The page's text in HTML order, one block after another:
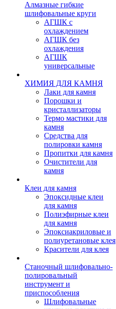
Алмазные гибкие
шлифовальные круги
АГШК с
охлаждением
АГШК без
охлаждения
АГШК
универсальные
ХИМИЯ ДЛЯ КАМНЯ
Лаки для камня
Порошки и
кристаллизаторы
Термо мастики для
камня
Средства для
полировки камня
Пропитки для камня
Очистители для
камня
Клеи для камня
Эпоксидные клеи
для камня
Полиэфирные клеи
для камня
Эпоксиакриловые и
полиуретановые клея
Красители для клея
Станочный шлифовально-
полировальный
инструмент и
приспособления
Шлифовальные